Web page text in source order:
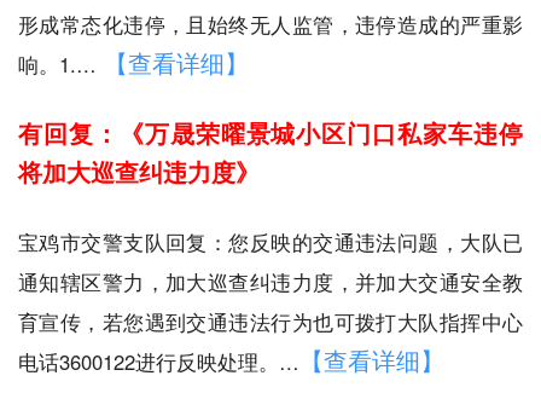
形成常态化违停，且始终无人监管，违停造成的严重影
响。1.…
【查看详细】
有回复：《万晟荣曜景城小区门口私家车违停
将加大巡查纠违力度》
宝鸡市交警支队回复：您反映的交通违法问题，大队已
通知辖区警力，加大巡查纠违力度，并加大交通安全教
育宣传，若您遇到交通违法行为也可拨打大队指挥中心
电话3600122进行反映处理。… 【查看详细】